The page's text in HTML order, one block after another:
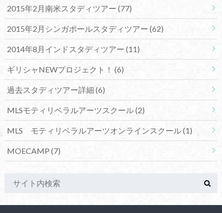
2015年2月南米スタディツアー (77)
2015年2月シンガポールスタディツアー (62)
2014年8月インドスタディツアー (11)
ギリシャNEWプロジェクト！ (6)
過去スタディツアー詳細 (6)
MLSモティリベラルアーツスクール(2)
MLS モティリベラルアーツオンラインスクール(1)
MOECAMP (7)